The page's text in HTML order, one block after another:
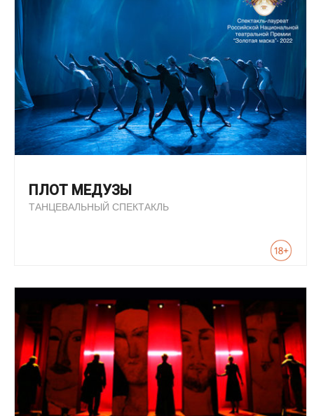
ПЛОТ МЕДУЗЫ
ТАНЦЕВАЛЬНЫЙ СПЕКТАКЛЬ